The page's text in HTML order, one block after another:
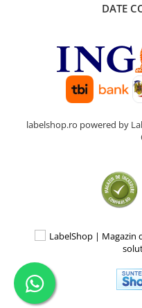
DATE
labelshop.ro powered by